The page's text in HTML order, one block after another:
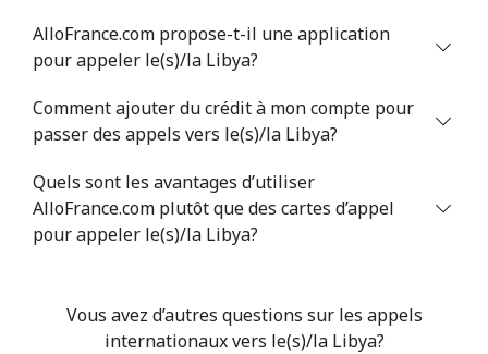
Mobile ⁦26.5¢⁩ 18 min pour ⁦$5⁩ ⁦13¢⁩
AlloFrance.com propose-t-il une application
pour appeler le(s)/la Libya?
Comment ajouter du crédit à mon compte pour
passer des appels vers le(s)/la Libya?
Quels sont les avantages d’utiliser
AlloFrance.com plutôt que des cartes d’appel
pour appeler le(s)/la Libya?
Vous avez d’autres questions sur les appels
internationaux vers le(s)/la Libya?